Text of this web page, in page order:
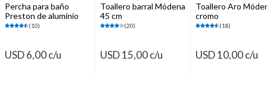
Percha para baño
Preston de aluminio
(10)
USD 6,00 c/u
Toallero barral Módena
45 cm
(20)
USD 15,00 c/u
Toallero Aro
cromo
(18)
USD 10,00 c/u